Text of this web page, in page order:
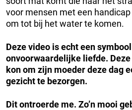
voor mensen met een
om tot bij het water te komen.
Deze video is echt een
onvoorwaardelijke liefde.
kon om zijn moeder deze dag
gezicht te bezorgen.
Dit ontroerde me. Zo’n mooi